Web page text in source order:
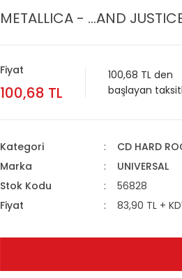
METALLICA - ...AND
Fiyat
100,68 TL
100,68 TL den
başlayan
Kategori
CD HARD
Marka
UNIVERSAL
Stok Kodu
56828
Fiyat
83,90 TL +